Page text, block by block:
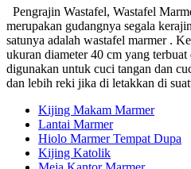
Pengrajin Wastafel, Wastafel
merupakan gudangnya segala
satunya adalah wastafel marmer .
ukuran diameter 40 cm yang
digunakan untuk cuci tangan dan
dan lebih reki jika di letakkan di
Kijing Makam Marmer
Lantai Marmer
Hiolo Marmer Tempat Dupa
Kijing Katolik